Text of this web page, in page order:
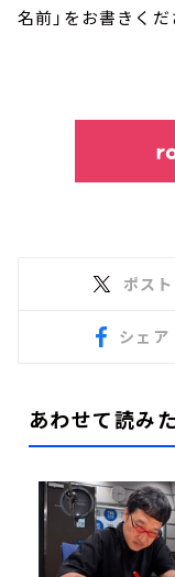
名前」をお書きくだ
ポスト
シェア
あわせて読み